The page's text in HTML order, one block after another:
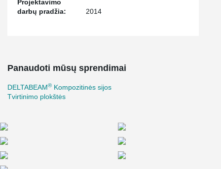
Projektavimo
darbų pradžia:
2014
Panaudoti mūsų sprendimai
DELTABEAM® Kompozitinės sijos
Tvirtinimo plokštės